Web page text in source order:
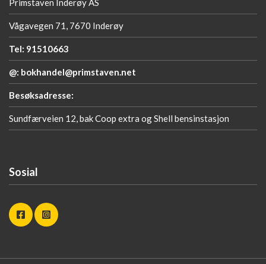
Primstaven Inderøy AS
Vågavegen 71, 7670 Inderøy
Tel: 91510663
@: bokhandel@primstaven.net
Besøksadresse:
Sundfærveien 12, bak Coop extra og Shell bensinstasjon
Sosial